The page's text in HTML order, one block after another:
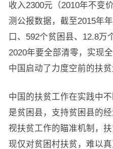
收入2300元（2010年不变
测公报数据，截至2015年
口、592个贫困县、12.8
2020年要全部清零，实现
中国启动了力度空前的扶贫
中国的扶贫工作在实践中
是贫困县，支持贫困县的
视扶贫工作的瞄准机制，
现仅对贫困村扶贫，难以